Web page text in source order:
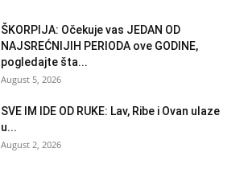
ŠKORPIJA: Očekuje vas JEDAN OD
NAJSREĆNIJIH PERIODA ove GODINE,
pogledajte šta...
August 5, 2026
SVE IM IDE OD RUKE: Lav, Ribe i Ovan ulaze
u...
August 2, 2026